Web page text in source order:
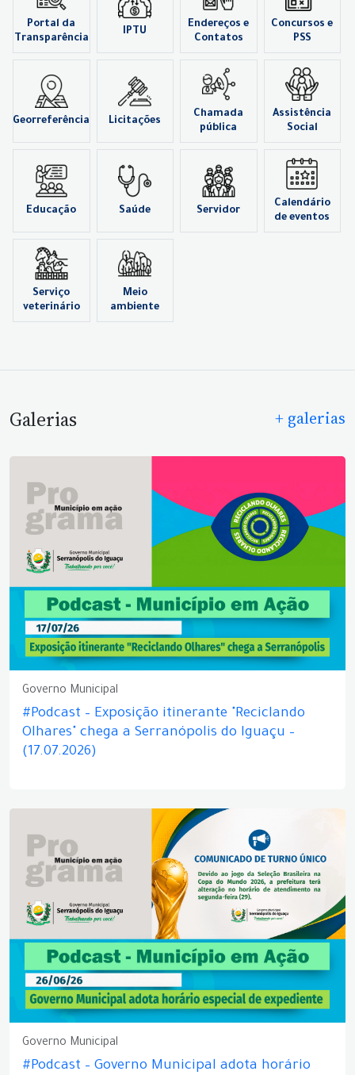
Portal da
Transparência
IPTU
Endereços e
Contatos
Concursos e
PSS
Georreferência Licitações
Chamada
pública
Assistência
Social
Educação Saúde Servidor
Calendário
de eventos
Serviço
veterinário
Meio
ambiente
Galerias + galerias
Governo Municipal
#Podcast – Exposição itinerante "Reciclando
Olhares" chega a Serranópolis do Iguaçu –
(17.07.2026)
Governo Municipal
#Podcast – Governo Municipal adota horário